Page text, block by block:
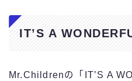
IT’S A
Mr.Childrenの「IT’S A